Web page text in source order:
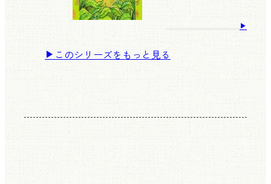
このシリーズをもっと見る